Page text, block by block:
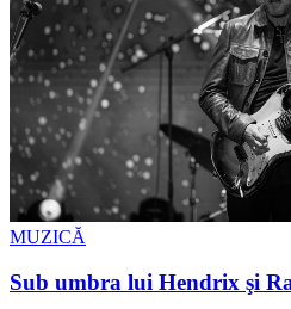
MUZICĂ
Sub umbra lui Hendrix şi